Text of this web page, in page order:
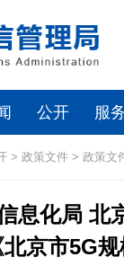
公开 服
> 政策文件 > 政策文
息化局 北
京市5G